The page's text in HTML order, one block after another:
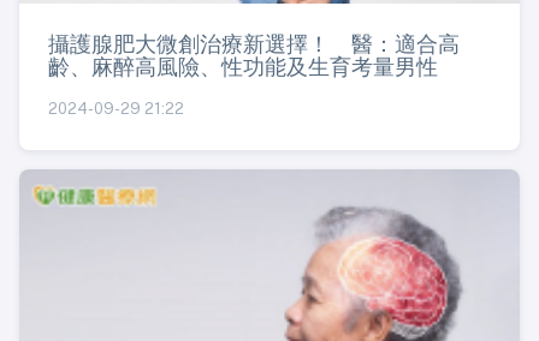
攝護腺肥大微創治療新選擇！ 醫：適合高
齡、麻醉高風險、性功能及生育考量男性
2024-09-29 21:22